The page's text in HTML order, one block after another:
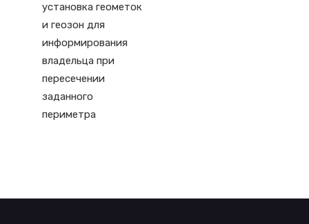
установка геометок
и геозон для
информирования
владельца при
пересечении
заданного
периметра